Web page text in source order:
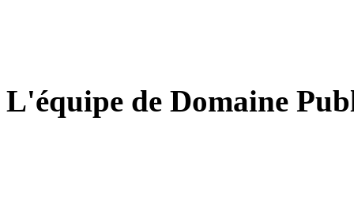
L'équipe de Domaine